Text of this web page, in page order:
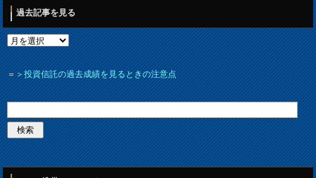
過去記事を見る
＝＞投資信託の過去成績を見るときの注意点